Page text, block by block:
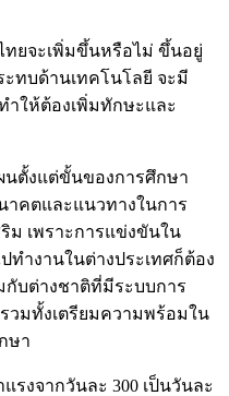
ทยจะเพิ่มขึ้นหรือไม่ ขึ้นอยู่
ะทบด้านเทคโนโลยี จะมี
ให้ต้องเพิ่มทักษะและ
นตั้งแต่ขั้นของการศึกษา
าคตและแนวทางในการ
ม เพราะการแข่งขันใน
ทำงานในต่างประเทศก็ต้อง
บต่างชาติที่มีระบบการ
วมทั้งเตรียมความพร้อมใน
ษา
รงจากวันละ 300 เป็นวันละ